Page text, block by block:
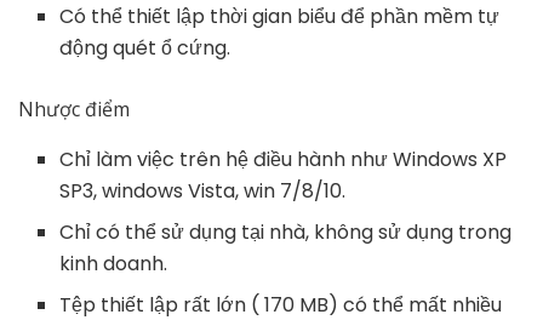
Có thể thiết lập thời gian biểu để phần mềm tự
động quét ổ cứng.
Nhược điểm
Chỉ làm việc trên hệ điều hành như Windows XP
SP3, windows Vista, win 7/8/10.
Chỉ có thể sử dụng tại nhà, không sử dụng trong
kinh doanh.
Tệp thiết lập rất lớn ( 170 MB) có thể mất nhiều